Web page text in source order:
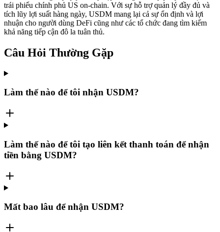
trái phiếu chính phủ US on-chain. Với sự hỗ trợ quản lý đầy đủ và
tích lũy lợi suất hàng ngày, USDM mang lại cả sự ổn định và lợi
nhuận cho người dùng DeFi cũng như các tổ chức đang tìm kiếm
khả năng tiếp cận đô la tuân thủ.
Câu Hỏi Thường Gặp
Làm thế nào để tôi nhận USDM?
Làm thế nào để tôi tạo liên kết thanh toán để nhận
tiền bằng USDM?
Mất bao lâu để nhận USDM?